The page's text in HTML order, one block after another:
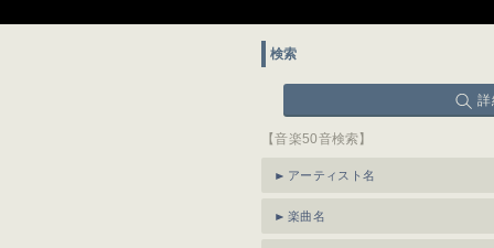
検索
詳
【音楽50音検索】
アーティスト名
楽曲名